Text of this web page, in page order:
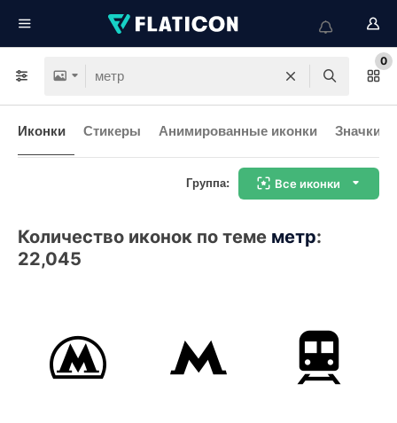
0
Иконки Стикеры Анимированные иконки Значки
Группа: Все иконки
Количество иконок по теме метр:
22,045